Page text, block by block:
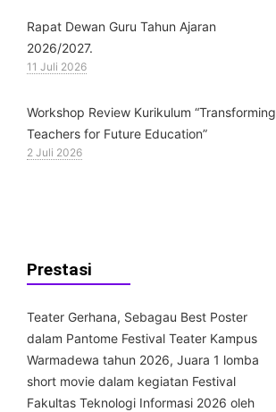
Rapat Dewan Guru Tahun Ajaran
2026/2027.
11 Juli 2026
Workshop Review Kurikulum “Transforming
Teachers for Future Education”
2 Juli 2026
Prestasi
Teater Gerhana, Sebagau Best Poster
dalam Pantome Festival Teater Kampus
Warmadewa tahun 2026, Juara 1 lomba
short movie dalam kegiatan Festival
Fakultas Teknologi Informasi 2026 oleh